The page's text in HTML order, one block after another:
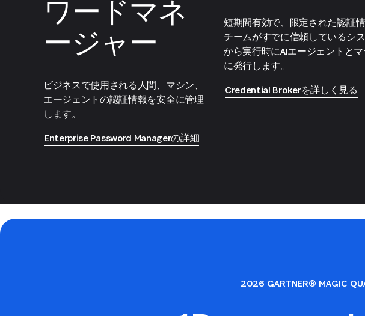
ワードマネ
ージャー
ビジネスで使用される人間、マシン、
エージェントの認証情報を安全に管理
します。
Enterprise Password Managerの詳細
短期間有効で、限定された認証
チームがすでに信頼しているシ
から実行時にAIエージェントと
に発行します。
Credential Brokerを詳しく見る
2026 GARTNER® MAGIC